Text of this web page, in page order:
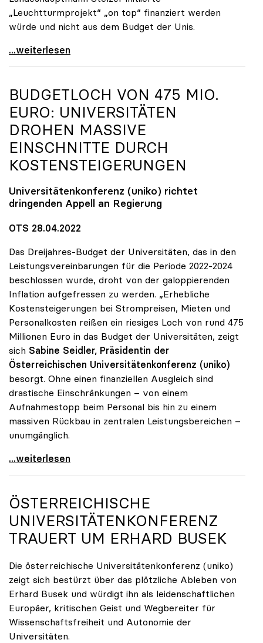
„Leuchtturmprojekt“ „on top“ finanziert werden
würde und nicht aus dem Budget der Unis.
„Skandalös und zweckwidrig“: TU OÖ soll zu Lasten
...weiterlesen
BUDGETLOCH VON 475 MIO.
EURO: UNIVERSITÄTEN
DROHEN MASSIVE
EINSCHNITTE DURCH
KOSTENSTEIGERUNGEN
Universitätenkonferenz (uniko) richtet
dringenden Appell an Regierung
OTS 28.04.2022
Das Dreijahres-Budget der Universitäten, das in den
Leistungsvereinbarungen für die Periode 2022-2024
beschlossen wurde, droht von der galoppierenden
Inflation aufgefressen zu werden. „Erhebliche
Kostensteigerungen bei Strompreisen, Mieten und
Personalkosten reißen ein riesiges Loch von rund 475
Millionen Euro in das Budget der Universitäten, zeigt
sich Sabine Seidler, Präsidentin der
Österreichischen Universitätenkonferenz (uniko)
besorgt. Ohne einen finanziellen Ausgleich sind
drastische Einschränkungen – von einem
Aufnahmestopp beim Personal bis hin zu einem
massiven Rückbau in zentralen Leistungsbereichen –
unumgänglich.
Budgetloch von 475 Mio. Euro: Universitäten drohen
...weiterlesen
ÖSTERREICHISCHE
UNIVERSITÄTENKONFERENZ
TRAUERT UM ERHARD BUSEK
Die österreichische Universitätenkonferenz (uniko)
zeigt sich bestürzt über das plötzliche Ableben von
Erhard Busek und würdigt ihn als leidenschaftlichen
Europäer, kritischen Geist und Wegbereiter für
Wissenschaftsfreiheit und Autonomie der
Universitäten.